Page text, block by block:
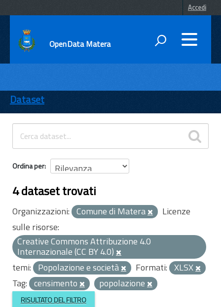
Accedi
OpenData Matera
ENTI
TEMI
INFORMAZIONI
Dataset
Ordina per
4 dataset trovati
Organizzazioni: Comune di Matera
Licenze
sulle risorse:
Creative Commons Attribuzione 4.0
Internazionale (CC BY 4.0)
temi: Popolazione e società Formati: XLSX
Tag: censimento popolazione
RISULTATO DEL FILTRO